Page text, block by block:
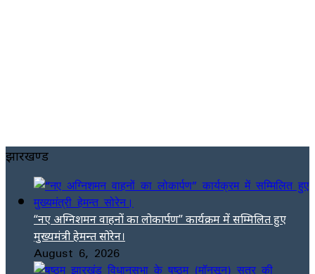
झारखण्ड
“नए अग्निशमन वाहनों का लोकार्पण” कार्यक्रम में सम्मिलित हुए
मुख्यमंत्री हेमन्त सोरेन।
August 6, 2026